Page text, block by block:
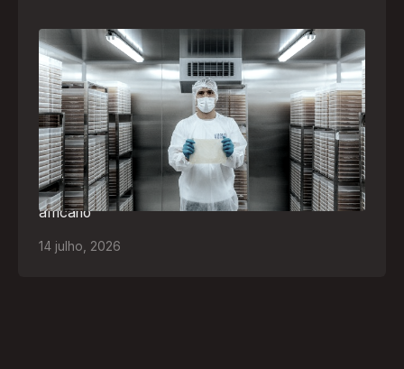
A paranaense Vuelo Pharma é uma das 13
empresas brasileiras selecionadas para
representar o Brasil na maior feira de
negócios de Angola
Empresa participará da FILDA 2026, em Luanda,
levando tecnologias brasileiras para tratamento de
feridas, ostomia e proteção cutânea ao mercado
africano
14 julho 2026